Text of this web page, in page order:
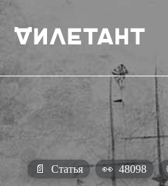
📄 Статья 👀 48098